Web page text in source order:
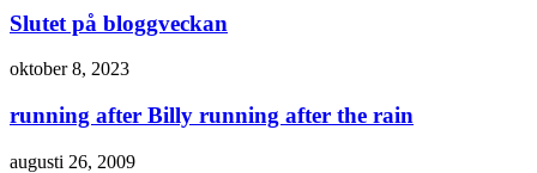
Slutet på bloggveckan
oktober 8, 2023
running after Billy running after the rain
augusti 26, 2009